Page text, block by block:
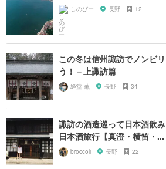
しのびー 長野 12
この冬は信州諏訪でノンビ
う！－上諏訪篇
経堂 薫 長野 34
諏訪の酒造巡って日本酒飲
日本酒旅行【真澄・横笛・...
broccoli 長野 22